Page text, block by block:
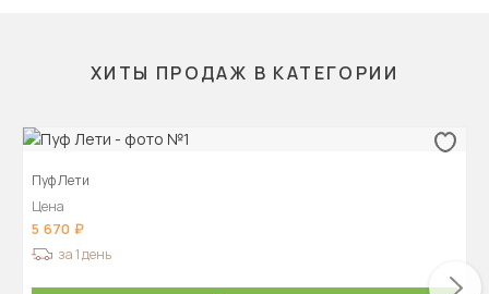
ХИТЫ ПРОДАЖ В КАТЕГОРИИ
Пуф Лети
Цена
5 670
за 1 день